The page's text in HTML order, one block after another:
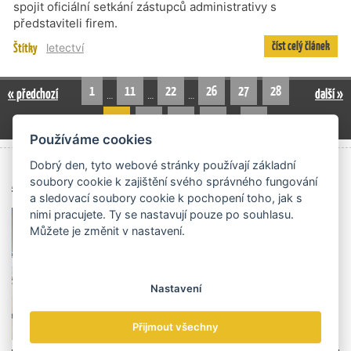
spojit oficiální setkání zástupců administrativy s
představiteli firem.
Štítky letectví číst celý článek
« předchozí 1 … 11 … 22 … 26 27
28
29
30 31 32 42
další »
Archiv čísel
Používáme cookies
Dobrý den, tyto webové stránky používají základní
soubory cookie k zajištění svého správného fungování
a sledovací soubory cookie k pochopení toho, jak s
nimi pracujete. Ty se nastavují pouze po souhlasu.
Můžete je změnit v nastavení.
Nastavení
Přijmout všechny